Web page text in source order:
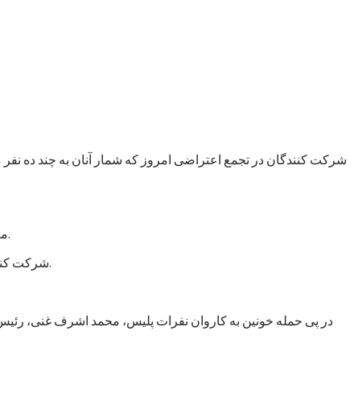
شرکت کنندگان در تجمع اعتراضی امروز که شمار آنان به چند ده
معترضان از دولت افغانستان خواستند که شرایط بهتر زیستن و حراست از جان، مال و ارزش‌های انسانی را برای شهروندان این کشور فراهم کند.
شرکت کنندگان در تجمع امروز همچنین از دولت خواستند که با هرگونه سهل انگاری در تامین امنیت برخورد کند و اقدامات جدی امنیتی را روی دست گیرد.
در پی حمله خونین به کاروان نفرات پلیس، محمد اشرف غنی،